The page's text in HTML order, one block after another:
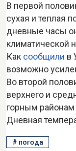
В первой
сухая и теплая
дневные часы
климатической
Как сообщили в
возможно
Во второй
верхнего и
горным
Дневная
# погода